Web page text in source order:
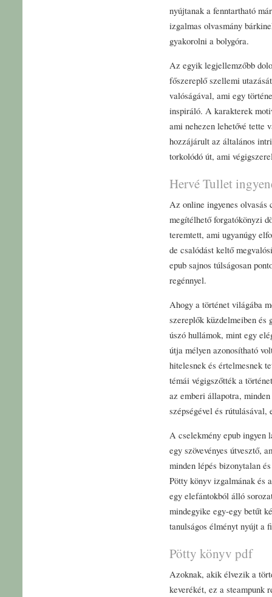
nyújtanak a fenntartható
izgalmas olvasmány
gyakorolni a bolygóra.
Az egyik legjellemzőbb
főszereplő szellemi
valóságával, ami egy
inspiráló. A karakterek
ami nehezen lehetővé tette
hozzájárult az általános
torkolódó út, ami
Hervé Tullet
Az online ingyenes olvasás
megítélhető forgatókönyzi
teremtett, ami ugyanúgy
de csalódást keltő
epub sajnos túlságosan
regénnyel.
Ahogy a történet világába
szereplők küzdelmeiben és
úszó hullámok, mint egy
útja mélyen azonosítható
hitelesnek és értelmesnek
témái végigszőtték a
az emberi állapotra,
szépségével és
A cselekmény epub ingyen
egy szövevényes útvesztő,
minden lépés bizonytalan
Pötty könyv izgalmának és
egy elefántokból álló
mindegyike egy-egy betűt
tanulságos élményt nyújt a
Pötty könyv pdf
Azoknak, akik élvezik a
keverékét, ez a steampunk